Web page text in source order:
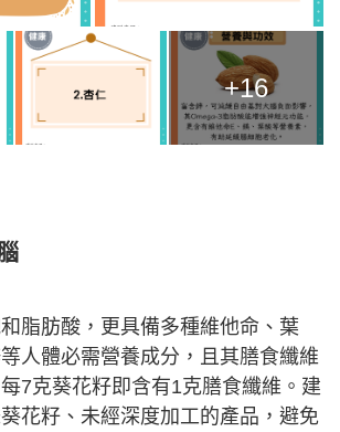
+16
脂肪酸，更具備多種維他命、葉
人體必需營養成分，且其膳食纖維
7克葵花籽即含有1克膳食纖維。建
花籽、未經深度加工的產品，避免